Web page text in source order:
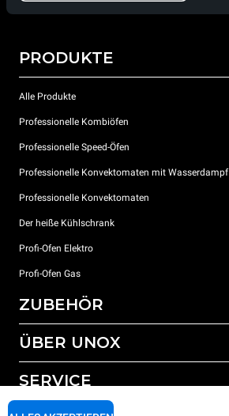
PRODUKTE
Alle Produkte
Professionelle Kombiöfen
Professionelle Speed-Öfen
Professionelle Konvektomaten mit Wasserdampf
Professionelle Konvektomaten
Der heiße Kühlschrank
Profi-Ofen Elektro
Profi-Ofen Gas
ZUBEHÖR
Gesamtes Zubehör
ÜBER UNOX
Unsere Standorte weltweit
SERVICE